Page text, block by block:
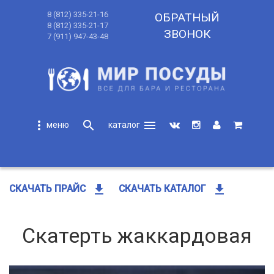
8 (812) 335-21-16
8 (812) 335-21-17
7 (911) 947-43-48
ОБРАТНЫЙ
ЗВОНОК
more_vert search
menu
СКАЧАТЬ ПРАЙС get_app СКАЧАТЬ КАТАЛОГ get_app
Скатерть жаккардовая